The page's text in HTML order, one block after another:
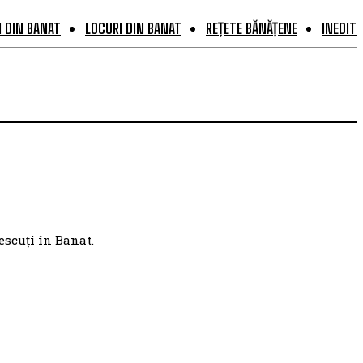
DIN BANAT LOCURI DIN BANAT REȚETE BĂNĂȚENE INEDIT
în Banat.